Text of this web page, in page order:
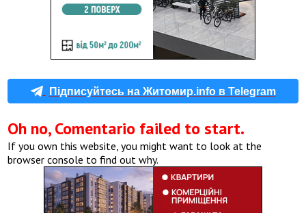
Підписуйтесь на Житомир.info в Telegram
Oh no, Comentario failed to start.
If you own this website, you might want to look at the
browser console to find out why.